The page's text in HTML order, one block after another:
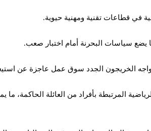
يضع سياسات البحرنة أمام اختبار صعب.
الخريجون الجدد سوق عمل عاجزة عن
المرتبطة بأفراد من العائلة الحاكمة،